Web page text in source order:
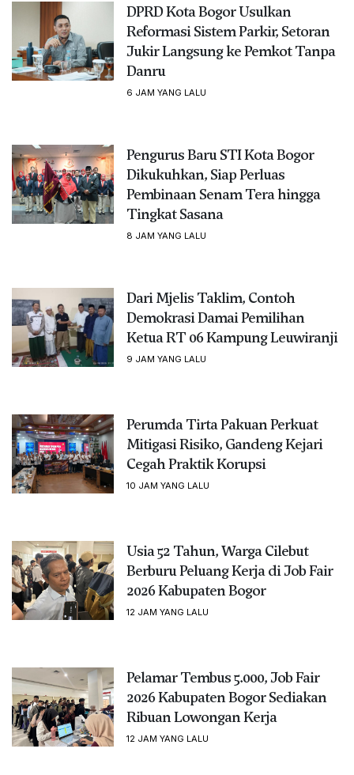
DPRD Kota Bogor Usulkan
Reformasi Sistem Parkir, Setoran
Jukir Langsung ke Pemkot Tanpa
Danru
6 JAM YANG LALU
Pengurus Baru STI Kota Bogor
Dikukuhkan, Siap Perluas
Pembinaan Senam Tera hingga
Tingkat Sasana
8 JAM YANG LALU
Dari Mjelis Taklim, Contoh
Demokrasi Damai Pemilihan
Ketua RT 06 Kampung Leuwiranji
9 JAM YANG LALU
Perumda Tirta Pakuan Perkuat
Mitigasi Risiko, Gandeng Kejari
Cegah Praktik Korupsi
10 JAM YANG LALU
Usia 52 Tahun, Warga Cilebut
Berburu Peluang Kerja di Job Fair
2026 Kabupaten Bogor
12 JAM YANG LALU
Pelamar Tembus 5.000, Job Fair
2026 Kabupaten Bogor Sediakan
Ribuan Lowongan Kerja
12 JAM YANG LALU